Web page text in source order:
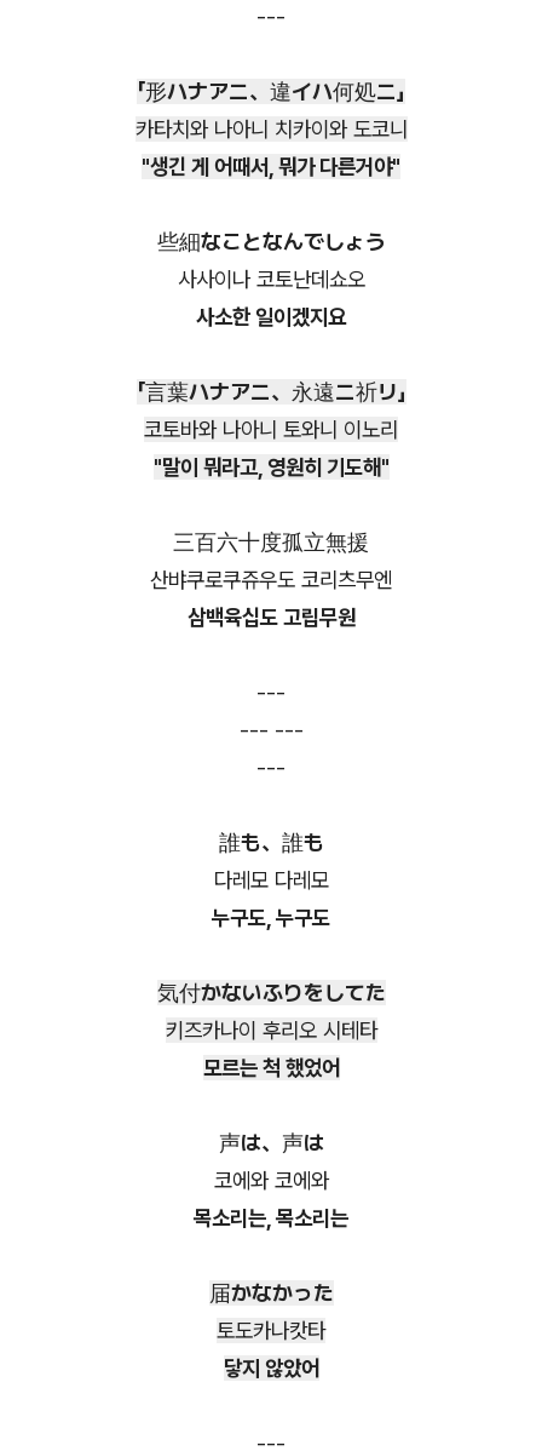
---
「形ハナアニ、違イハ何処ニ」
카타치와 나아니 치카이와 도코니
"생긴 게 어때서, 뭐가 다른거야"
些細なことなんでしょう
사사이나 코토난데쇼오
사소한 일이겠지요
「言葉ハナアニ、永遠ニ祈リ」
코토바와 나아니 토와니 이노리
"말이 뭐라고, 영원히 기도해"
三百六十度孤立無援
산뱌쿠로쿠쥬우도 코리츠무엔
삼백육십도 고립무원
---
--- ---
---
誰も、誰も
다레모 다레모
누구도, 누구도
気付かないふりをしてた
키즈카나이 후리오 시테타
모르는 척 했었어
声は、声は
코에와 코에와
목소리는, 목소리는
届かなかった
토도카나캇타
닿지 않았어
---